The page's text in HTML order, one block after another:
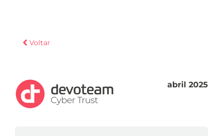
Voltar
abril 2025